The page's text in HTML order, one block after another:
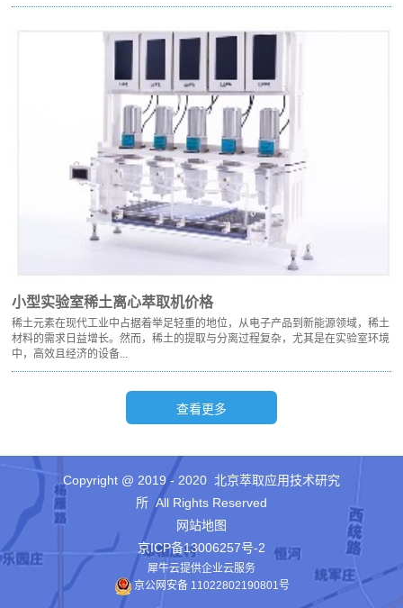
小型实验室稀土离心萃取机价格
稀土元素在现代工业中占据着举足轻重的地位，从电子产品到新能源领域，稀土
材料的需求日益增长。然而，稀土的提取与分离过程复杂，尤其是在实验室环境
中，高效且经济的设备...
Copyright @ 2019 - 2020 北京萃取应用技术研究
所 All Rights Reserved
网站地图
京ICP备13006257号-2
犀牛云提供企业云服务
京公网安备 11022802190801号